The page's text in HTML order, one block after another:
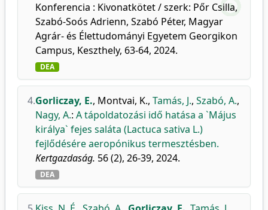
Konferencia : Kivonatkötet / szerk: Pőr Csilla,
Szabó-Soós Adrienn, Szabó Péter, Magyar
Agrár- és Élettudományi Egyetem Georgikon
Campus, Keszthely, 63-64, 2024.
DEA
4.Gorliczay, E., Montvai, K., Tamás, J., Szabó, A.,
Nagy, A.: A tápoldatozási idő hatása a `Május
királya` fejes saláta (Lactuca sativa L.)
fejlődésére aeropónikus termesztésben.
Kertgazdaság. 56 (2), 26-39, 2024.
DEA